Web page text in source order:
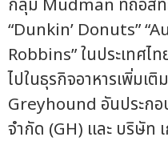
กลุ่ม Mudman ที่ถือสิท
“Dunkin’ Donuts”
Robbins” ในประเทศ
ไปในธุรกิจอาหารเพิ่มเ
Greyhound อันประกอ
จำกัด (GH) และ บริษัท